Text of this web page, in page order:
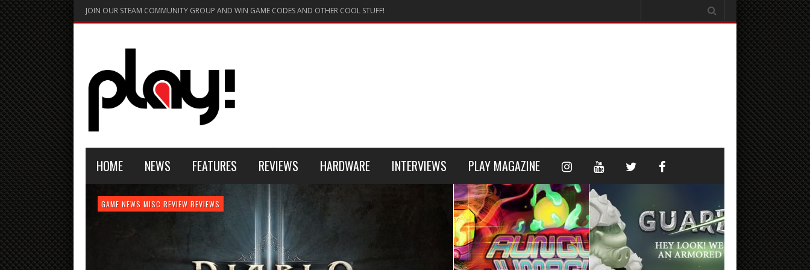
JOIN OUR STEAM COMMUNITY GROUP AND WIN GAME CODES AND OTHER COOL STUFF!
HOME NEWS FEATURES REVIEWS HARDWARE INTERVIEWS PLAY MAGAZINE
FEATURE GAME NEWS GAME REVIEW PLAYSTATION 4
GAME NEWS MISC REVIEW REVIEWS
HARDWARE NEWS REVIEW REVIEWS
GAME NEWS GAME REVIEW REVIEW REVIEWS